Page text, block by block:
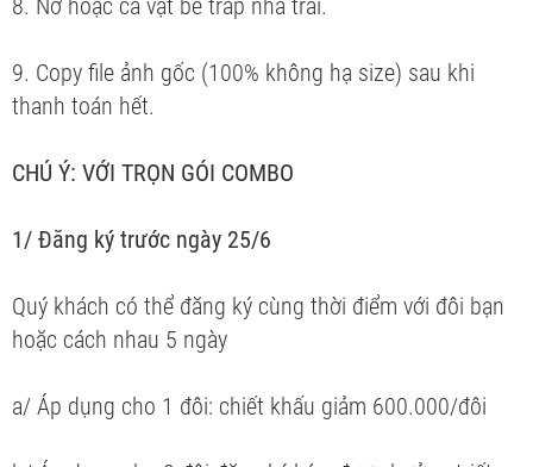
8. Nơ hoặc cà vạt bê tráp nhà trai.
9. Copy file ảnh gốc (100% không hạ size) sau khi
thanh toán hết.
CHÚ Ý: VỚI TRỌN GÓI COMBO
1/ Đăng ký trước ngày 25/6
Quý khách có thể đăng ký cùng thời điểm với đôi bạn
hoặc cách nhau 5 ngày
a/ Áp dụng cho 1 đôi: chiết khấu giảm 600.000/đôi